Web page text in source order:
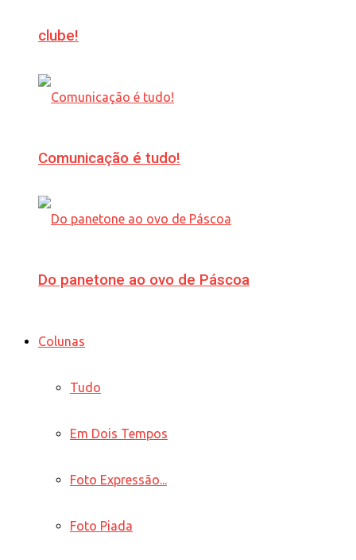
clube!
Comunicação é tudo!
Do panetone ao ovo de Páscoa
Colunas
Tudo
Em Dois Tempos
Foto Expressão...
Foto Piada